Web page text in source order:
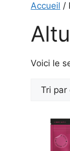
Accueil /
Voici le